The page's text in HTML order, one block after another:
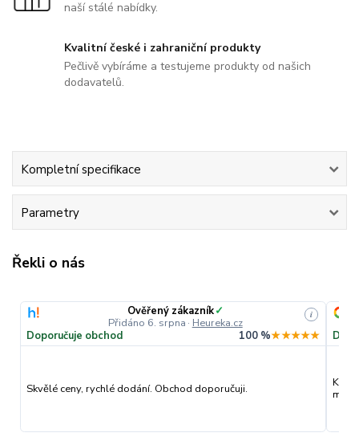
naší stálé nabídky.
Kvalitní české i zahraniční produkty
Pečlivě vybíráme a testujeme produkty od našich
dodavatelů.
Kompletní specifikace
Parametry
Řekli o nás
Ověřený zákazník✓
Přidáno 6. srpna · Heureka.cz
i
Doporučuje obchod 100 %★★★★★
Skvělé ceny, rychlé dodání. Obchod doporučuji.